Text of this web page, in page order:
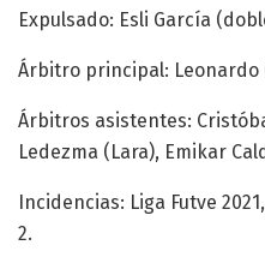
Expulsado: Esli García
Árbitro principal: Leonardo
Árbitros asistentes:
Ledezma (Lara), Emikar
Incidencias: Liga Futve
2.